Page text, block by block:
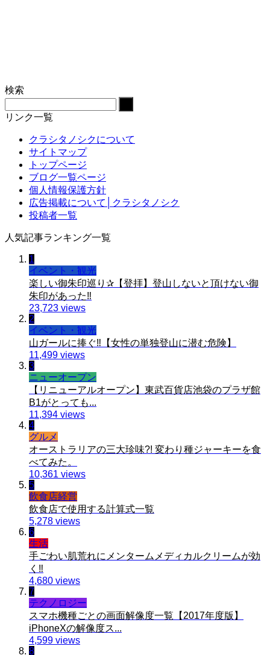
検索
リンク一覧
クラシタノシクについて
サイトマップ
トップページ
ブログ一覧ページ
個人情報保護方針
広告掲載について│クラシタノシク
投稿者一覧
人気記事ランキング一覧
1
イベント・観光
楽しい御朱印巡り✰【登拝】登山しないと頂けない御
朱印があった‼️
23,723 views
2
イベント・観光
山ガールに捧ぐ‼️【女性の単独登山に潜む危険】
11,499 views
3
ニューオープン
【リニューアルオープン】東武百貨店池袋のプラザ館
B1がとっても...
11,394 views
4
グルメ
オーストラリアの三大珍味?! 変わり種ジャーキーを食
べてみた。
10,361 views
5
飲食店経営
飲食店で使用する計算式一覧
5,278 views
6
生活
手ごわい肌荒れにメンタームメディカルクリームが効
く‼︎
4,680 views
7
テクノロジー
スマホ機種ごとの画面解像度一覧【2017年度版】
iPhoneXの解像度ス...
4,599 views
8